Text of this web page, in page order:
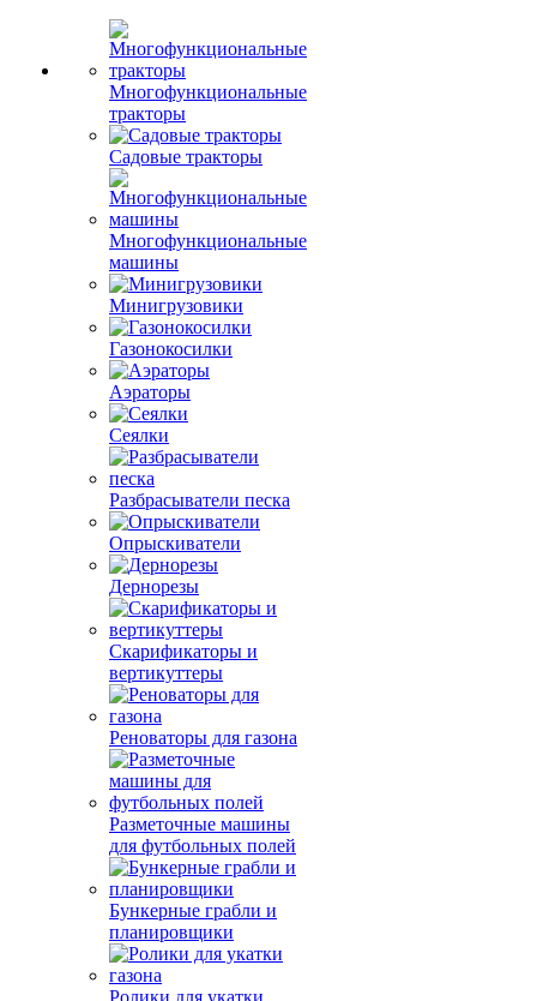
Многофункциональные
тракторы
Садовые тракторы
Многофункциональные
машины
Минигрузовики
Газонокосилки
Аэраторы
Сеялки
Разбрасыватели песка
Опрыскиватели
Дернорезы
Скарификаторы и
вертикуттеры
Реноваторы для газона
Разметочные машины
для футбольных полей
Бункерные грабли и
планировщики
Ролики для укатки